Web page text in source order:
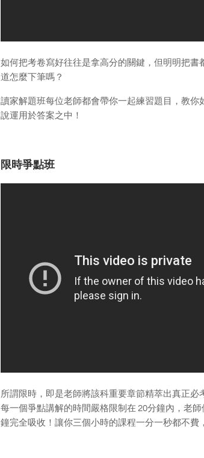
如何把考卷寫好往往是拿高分的關鍵，但明明把
道怎麼下筆嗎？
讀家解題班每位老師都會帶你一起練習題目，教
說運用於答案之中！
限時爭點班
所謂限時，即是老師將該科重要章節精萃出真正
每一個爭點講解的時間嚴格限制在 20分鐘內，老
鐘完全吸收！讓你三個小時的課程一分一秒都不費